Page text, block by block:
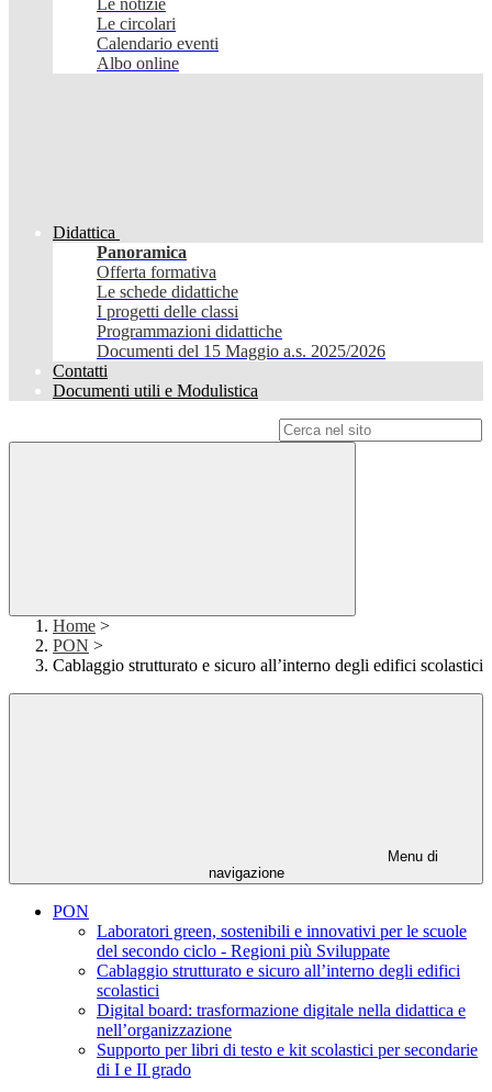
Le notizie
Le circolari
Calendario eventi
Albo online
Didattica
Panoramica
Offerta formativa
Le schede didattiche
I progetti delle classi
Programmazioni didattiche
Documenti del 15 Maggio a.s. 2025/2026
Contatti
Documenti utili e Modulistica
Home >
PON >
Cablaggio strutturato e sicuro all’interno degli edifici scolastici
Menu di
navigazione
PON
Laboratori green, sostenibili e innovativi per le scuole
del secondo ciclo - Regioni più Sviluppate
Cablaggio strutturato e sicuro all’interno degli edifici
scolastici
Digital board: trasformazione digitale nella didattica e
nell’organizzazione
Supporto per libri di testo e kit scolastici per secondarie
di I e II grado